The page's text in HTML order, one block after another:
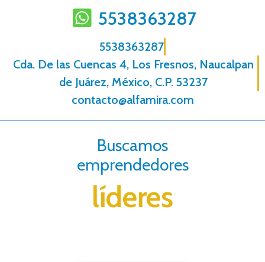
5538363287
5538363287
Cda. De las Cuencas 4, Los Fresnos, Naucalpan
de Juárez, México, C.P. 53237
contacto@alfamira.com
Buscamos
emprendedores
líderes